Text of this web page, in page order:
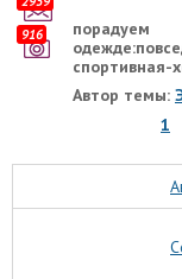
спортивная-
Автор темы:
1
916